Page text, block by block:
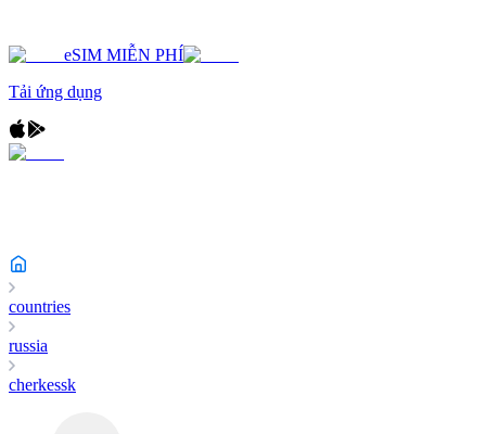
eSIM MIỄN PHÍ
Tải ứng dụng
countries
russia
cherkessk